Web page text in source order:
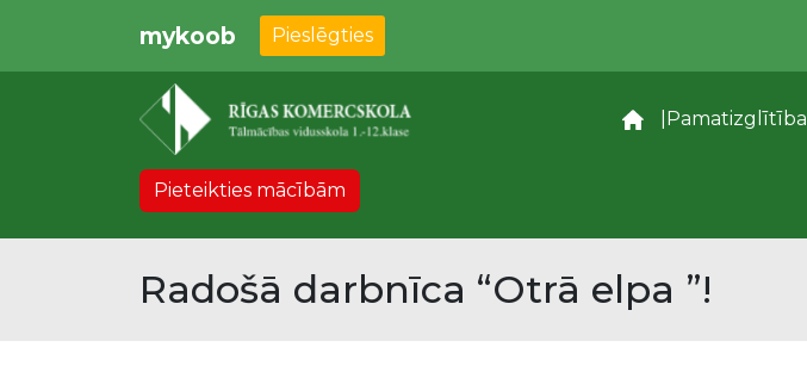
mykoob Pieslēgties
– Pamatizglītība
Pieteikties mācībām
Radošā darbnīca “Otrā elpa ”!